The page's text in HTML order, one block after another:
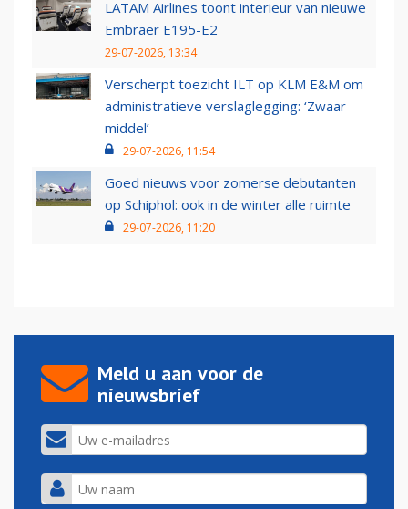
LATAM Airlines toont interieur van nieuwe
Embraer E195-E2
29-07-2026, 13:34
Verscherpt toezicht ILT op KLM E&M om
administratieve verslaglegging: ‘Zwaar
middel’
29-07-2026, 11:54
Goed nieuws voor zomerse debutanten
op Schiphol: ook in de winter alle ruimte
29-07-2026, 11:20
Meld u aan voor de
nieuwsbrief